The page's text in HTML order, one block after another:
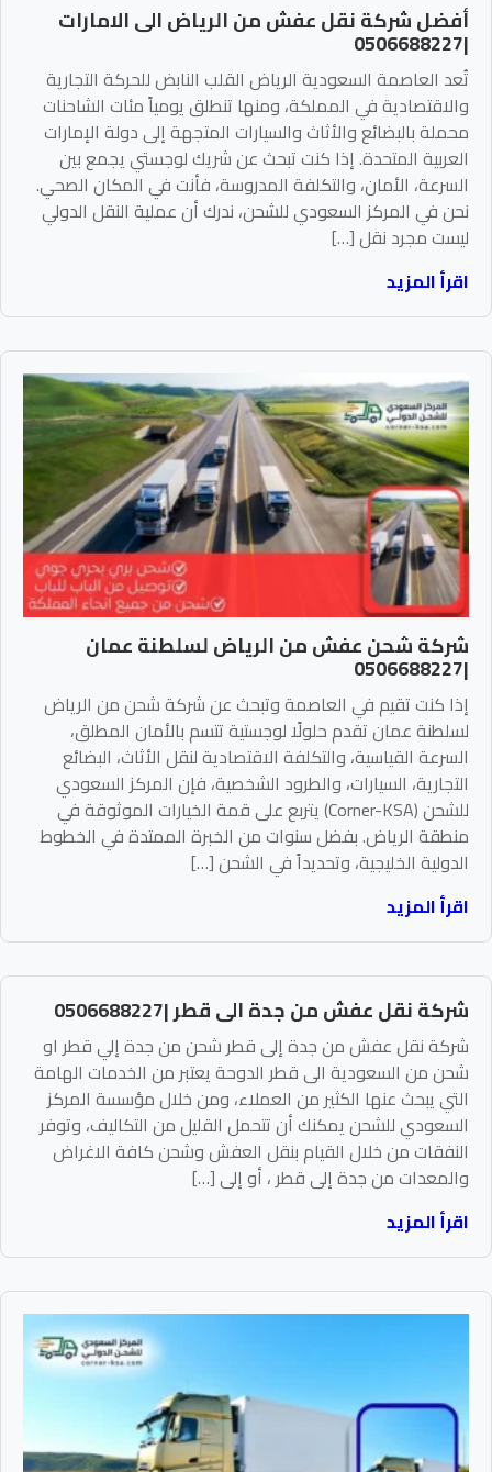
أفضل شركة نقل عفش من الرياض الى الامارات
|0506688227
تُعد العاصمة السعودية الرياض القلب النابض للحركة التجارية
والاقتصادية في المملكة، ومنها تنطلق يومياً مئات الشاحنات
محملة بالبضائع والأثاث والسيارات المتجهة إلى دولة الإمارات
العربية المتحدة. إذا كنت تبحث عن شريك لوجستي يجمع بين
السرعة، الأمان، والتكلفة المدروسة، فأنت في المكان الصحي.
نحن في المركز السعودي للشحن، ندرك أن عملية النقل الدولي
ليست مجرد نقل […]
اقرأ المزيد
شركة شحن عفش من الرياض لسلطنة عمان
|0506688227
إذا كنت تقيم في العاصمة وتبحث عن شركة شحن من الرياض
لسلطنة عمان تقدم حلولًا لوجستية تتسم بالأمان المطلق،
السرعة القياسية، والتكلفة الاقتصادية لنقل الأثاث، البضائع
التجارية، السيارات، والطرود الشخصية، فإن المركز السعودي
للشحن (Corner-KSA) يتربع على قمة الخيارات الموثوقة في
منطقة الرياض. بفضل سنوات من الخبرة الممتدة في الخطوط
الدولية الخليجية، وتحديداً في الشحن […]
اقرأ المزيد
شركة نقل عفش من جدة الى قطر |0506688227
شركة نقل عفش من جدة إلى قطر شحن من جدة إلي قطر او
شحن من السعودية الى قطر الدوحة يعتبر من الخدمات الهامة
التي يبحث عنها الكثير من العملاء، ومن خلال مؤسسة المركز
السعودي للشحن يمكنك أن تتحمل القليل من التكاليف، وتوفر
النفقات من خلال القيام بنقل العفش وشحن كافة الاغراض
والمعدات من جدة إلى قطر ، أو إلى […]
اقرأ المزيد